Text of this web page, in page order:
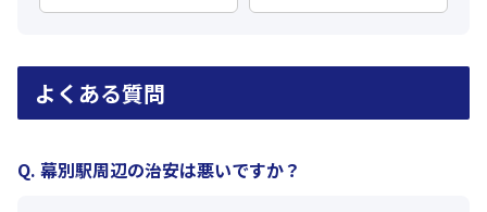
よくある質問
Q. 幕別駅周辺の治安は悪いですか？